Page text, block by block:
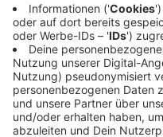
Körperverletzungen
Anzeige
Stimmung in der
angespannter